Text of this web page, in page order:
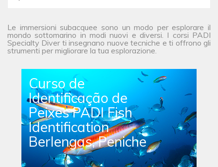
Le immersioni subacquee sono un modo per esplorare il
mondo sottomarino in modi nuovi e diversi. I corsi PADI
Specialty Diver ti insegnano nuove tecniche e ti offrono gli
strumenti per migliorare la tua esplorazione.
Curso de
Identificação de
Peixes PADI Fish
Identification
Berlengas, Peniche